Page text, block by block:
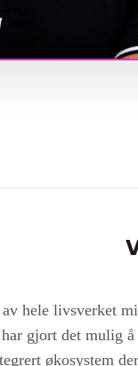
hele livsverket
gjort det mulig
økosystem